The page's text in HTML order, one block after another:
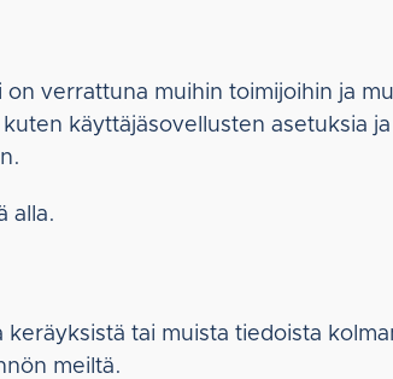
verrattuna muihin toimijoihin ja
käyttäjäsovellusten asetuksia
alla.
tai muista tiedoista
meiltä.